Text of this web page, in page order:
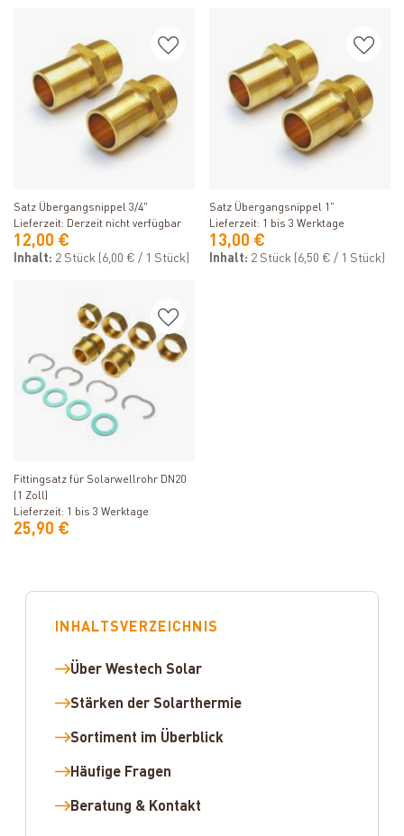
Satz Übergangsnippel 3/4"
Lieferzeit: Derzeit nicht verfügbar
12,00 €
Inhalt: 2 Stück (6,00 € / 1 Stück)
Satz Übergangsnippel 1"
Lieferzeit: 1 bis 3 Werktage
13,00 €
Inhalt: 2 Stück (6,50 € / 1 Stück)
Fittingsatz für Solarwellrohr DN20
(1 Zoll)
Lieferzeit: 1 bis 3 Werktage
25,90 €
INHALTSVERZEICHNIS
Über Westech Solar
Stärken der Solarthermie
Sortiment im Überblick
Häufige Fragen
Beratung & Kontakt